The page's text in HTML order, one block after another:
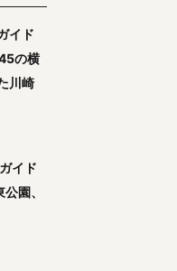
イド
の横
川崎
イド
園、